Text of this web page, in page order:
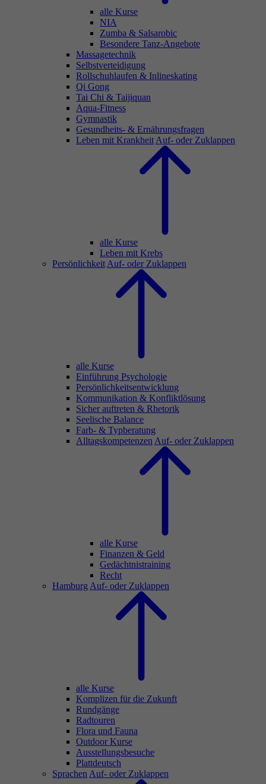
alle Kurse
NIA
Zumba & Salsarobic
Besondere Tanz-Angebote
Massagetechnik
Selbstverteidigung
Rollschuhlaufen & Inlineskating
Qi Gong
Tai Chi & Taijiquan
Aqua-Fitness
Gymnastik
Gesundheits- & Ernährungsfragen
Leben mit Krankheit Auf- oder Zuklappen
alle Kurse
Leben mit Krebs
Persönlichkeit Auf- oder Zuklappen
alle Kurse
Einführung Psychologie
Persönlichkeitsentwicklung
Kommunikation & Konfliktlösung
Sicher auftreten & Rhetorik
Seelische Balance
Farb- & Typberatung
Alltagskompetenzen Auf- oder Zuklappen
alle Kurse
Finanzen & Geld
Gedächtnistraining
Recht
Hamburg Auf- oder Zuklappen
alle Kurse
Komplizen für die Zukunft
Rundgänge
Radtouren
Flora und Fauna
Outdoor Kurse
Ausstellungsbesuche
Plattdeutsch
Sprachen Auf- oder Zuklappen